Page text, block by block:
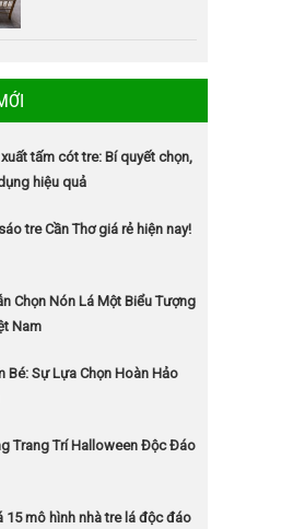
tấm cót tre: Bí quyết chọn,
hiệu quả
tre Cần Thơ giá rẻ hiện nay!
Chọn Nón Lá Một Biểu Tượng
Nam
Bé: Sự Lựa Chọn Hoàn Hảo
Trang Trí Halloween Độc Đáo
15 mô hình nhà tre lá độc đáo